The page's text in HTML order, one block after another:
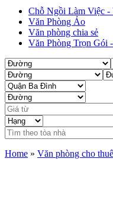
Chỗ Ngồi Làm Việc -
Văn Phòng Ảo
Văn phòng chia sẻ
Văn Phòng Trọn Gói
Home » Văn phòng cho thuê